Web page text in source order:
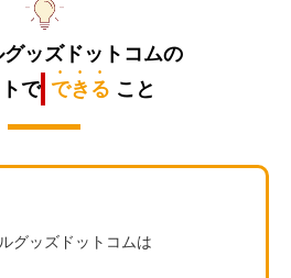
ッズドットコムの
で できる こと
グッズドットコムは